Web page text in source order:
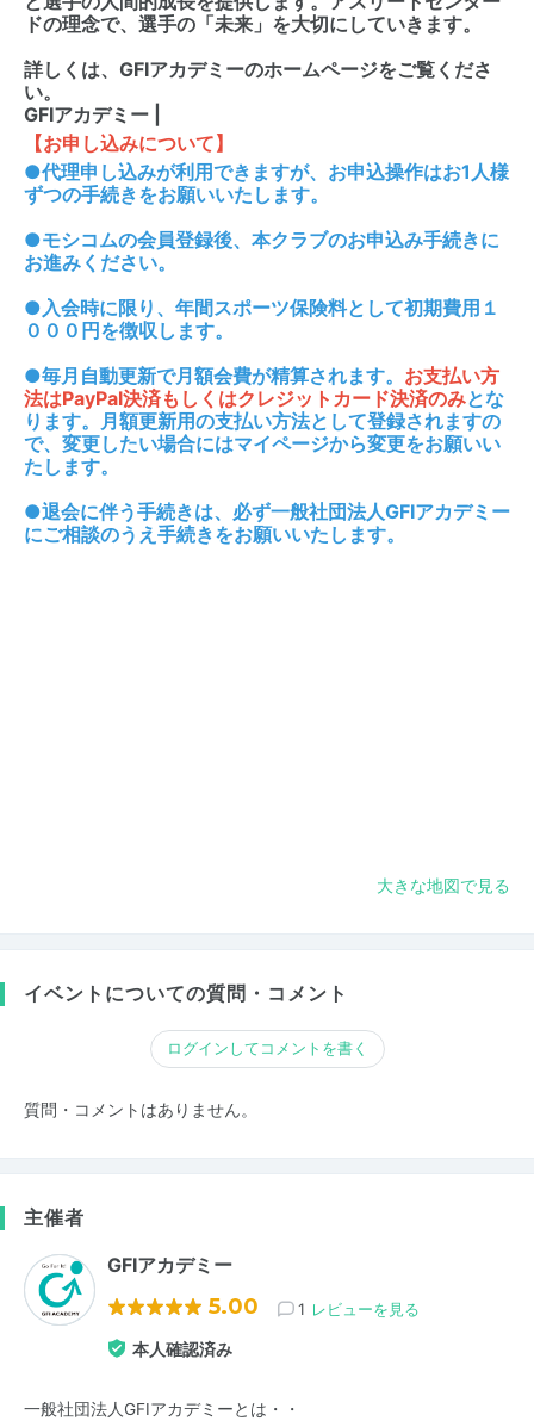
ドの理念で、選手の「未来」を大切にしていきます。
詳しくは、GFIアカデミーのホームページをご覧くださ
い。
GFIアカデミー |
【お申し込みについて】
●代理申し込みが利用できますが、お申込操作はお1人様
ずつの手続きをお願いいたします。
●モシコムの会員登録後、本クラブのお申込み手続きに
お進みください。
●入会時に限り、年間スポーツ保険料として初期費用１
０００円を徴収します。
●毎月自動更新で月額会費が精算されます。 お支払い方
法はPayPal決済もしくはクレジットカード決済のみとな
ります。月額更新用の支払い方法として登録されますの
で、変更したい場合にはマイページから変更をお願いい
たします。
●退会に伴う手続きは、必ず一般社団法人GFIアカデミー
にご相談のうえ手続きをお願いいたします。
大きな地図で見る
イベントについての質問・コメント
ログインしてコメントを書く
質問・コメントはありません。
主催者
GFIアカデミー
5.00 1 レビューを見る
本人確認済み
一般社団法人GFIアカデミーとは・・